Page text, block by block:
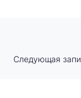
Следующая